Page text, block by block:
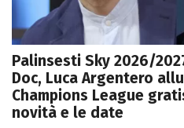
Palinsesti Sky 2026/
Doc, Luca Argentero
Champions League
novità e le date